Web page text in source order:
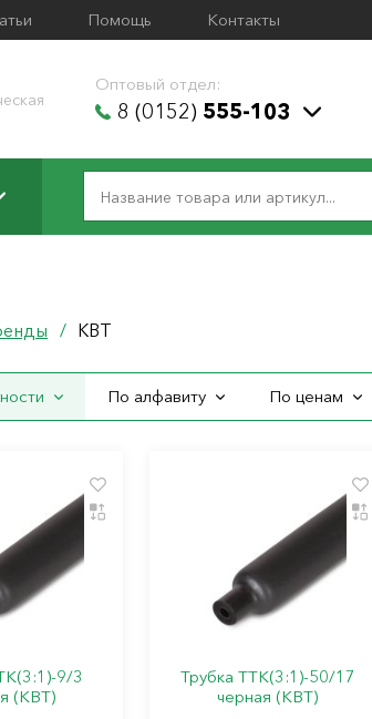
Помощь Контакты
Оптовый отдел:
8 (0152) 555-103
/ КВТ
По алфавиту По ценам
9/3
(КВТ)
Трубка ТТК(3:1)-50/17
черная (КВТ)